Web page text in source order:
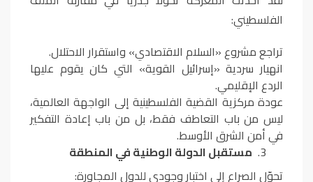
الفلسطيني:
تراجع مشروع «السلام الاقتصادي» واستقرار الاحتلال.
انهيار سردية «إسرائيل القوية» التي كان يقوم عليها
الردع الإقليمي.
عودة مركزية القضية الفلسطينية إلى الواجهة العالمية،
ليس من باب التعاطف فقط، بل من باب إعادة التفكير
في أمن الشرق الأوسط.
مستقبل الدولة الوطنية في المنطقة
تحوّل الصراع إلى اختبار وجودي للدول المجاورة: